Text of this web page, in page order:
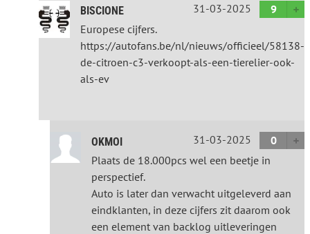
BISCIONE 31-03-2025
9
Europese cijfers.
https://autofans.be/nl/nieuws/officieel/58138-
de-citroen-c3-verkoopt-als-een-tierelier-ook-
als-ev
OKMOI 31-03-2025
0
Plaats de 18.000pcs wel een beetje in
perspectief.
Auto is later dan verwacht uitgeleverd aan
eindklanten, in deze cijfers zit daarom ook
een element van backlog uitleveringen